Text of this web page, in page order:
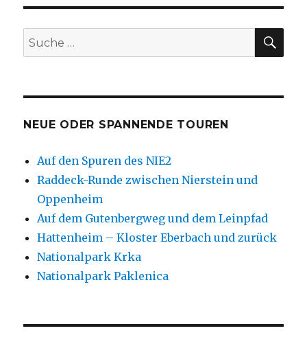
Suche
nach:
NEUE ODER SPANNENDE TOUREN
Auf den Spuren des NIE2
Raddeck-Runde zwischen Nierstein und
Oppenheim
Auf dem Gutenbergweg und dem Leinpfad
Hattenheim – Kloster Eberbach und zurück
Nationalpark Krka
Nationalpark Paklenica